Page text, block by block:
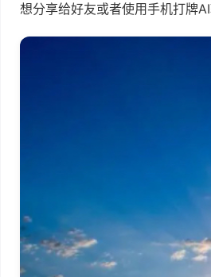
想分享给好友或者使用手机打牌AI